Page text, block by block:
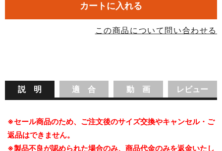
カートに入れる
この商品について問い合わせる
説 明 適 合 動 画 レビュー
※セール商品のため、ご注文後のサイズ交換やキャンセル・ご
返品はできません。
※製品不良が認められた場合のみ、商品代金のみを返金いたし